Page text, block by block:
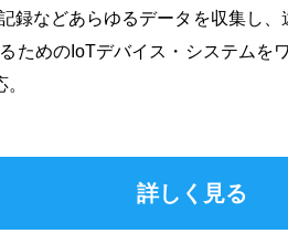
録などあらゆるデータを収集し
ためのIoTデバイス・システムを
詳しく見る